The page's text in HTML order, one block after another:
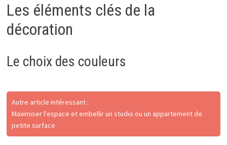
Les éléments clés de la
décoration
Le choix des couleurs
Autre article intéressant :
Maximiser l'espace et embellir un studio ou un appartement de
petite surface